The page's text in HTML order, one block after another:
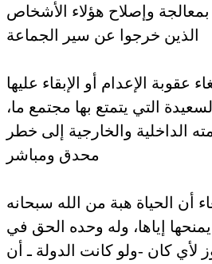
وإصلاح هؤلاء الأشخاص
الذين خرجوا عن سير الجماعة
الإعدام أو الإبقاء عليها
التي يتمتع بها مجتمع ما،
الداخلية والخارجية إلى خطر
محدق ومباشر
أن الحياة هبة من الله سبحانه
إياها، وله وحده الحق في
لأي كان -ولو كانت الدولة ـ أن